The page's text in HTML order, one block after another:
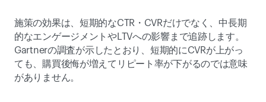
施策の効果は、短期的なCTR・CVRだけでなく、中長期
的なエンゲージメントやLTVへの影響まで追跡します。
Gartnerの調査が示したとおり、短期的にCVRが上がっ
ても、購買後悔が増えてリピート率が下がるのでは意味
がありません。